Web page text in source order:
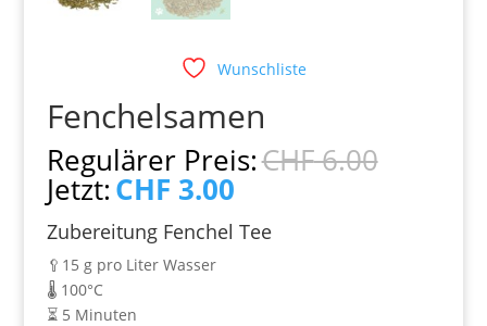
Wunschliste
Fenchelsamen
Regulärer Preis:CHF6.00
Jetzt:CHF 3.00Aktueller
ist:
Zubereitung Fenchel Tee
🥄15 g pro Liter Wasser
🌡️ 100°C
⏳ 5 Minuten